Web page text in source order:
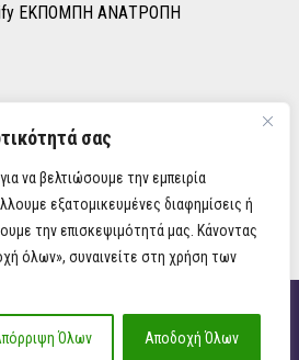
σας
να βελτιώσουμε την εμπειρία
εξατομικευμένες διαφημίσεις ή
την επισκεψιμότητά μας. Κάνοντας
όλων», συναινείτε στη χρήση των
Όλων Αποδοχή Όλων
ΕΚΠΟΜΠΗ ΑΝΑΤΡΟΠΗ
iAnatropi ©
την Πολιτική, την Καθημερινότητα